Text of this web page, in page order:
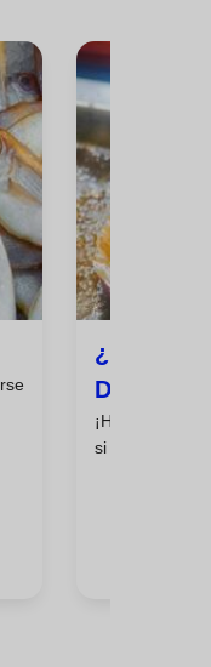
Dieta
¡Hola,
si realmente